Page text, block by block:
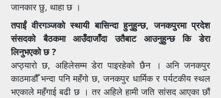
जानकार छु, थाहा छ ।
तपाईं वीरगञ्जको स्थायी बासिन्दा हुनुहुन्छ, जनकपुरमा प्रदेश
संसदको बैठकमा आउँदाजाँदा उतैबाट आउनुहुन्छ कि डेरा
लिनुभएको छ ?
अप्ठ्यारो छ, अहिलेसम्म डेरा पाइरहेको छैन । अनि जनकपुर
काठमाडौँ भन्दा पनि महँगो छ, जनकपुर धार्मिक र पर्यटकीय स्थल
भएकाले महँगाई बढी छ । तर अहिले हामी जति सांसद आएका छौं